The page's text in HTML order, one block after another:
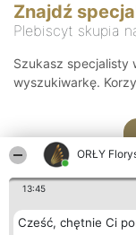
ORŁY
13:45
Cześć, chętnie Ci
Znajdź
Plebiscyt skupia
Szukasz specjalisty
wyszukiwarkę.